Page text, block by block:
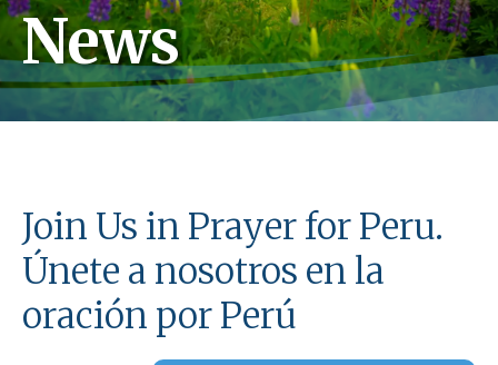
News
Join Us in Prayer for Peru.
Únete a nosotros en la
oración por Perú